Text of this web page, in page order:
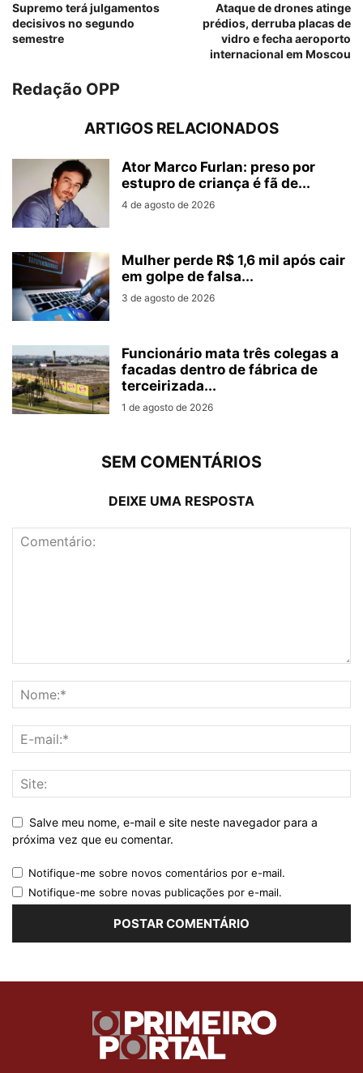
Supremo terá julgamentos
decisivos no segundo
semestre
Ataque de drones atinge
prédios, derruba placas de
vidro e fecha aeroporto
internacional em Moscou
Redação OPP
ARTIGOS RELACIONADOS
Ator Marco Furlan: preso por
estupro de criança é fã de...
4 de agosto de 2026
Mulher perde R$ 1,6 mil após cair
em golpe de falsa...
3 de agosto de 2026
Funcionário mata três colegas a
facadas dentro de fábrica de
terceirizada...
1 de agosto de 2026
SEM COMENTÁRIOS
DEIXE UMA RESPOSTA
Salve meu nome, e-mail e site neste navegador para a
próxima vez que eu comentar.
Notifique-me sobre novos comentários por e-mail.
Notifique-me sobre novas publicações por e-mail.